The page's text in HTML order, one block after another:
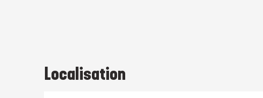
Localisation